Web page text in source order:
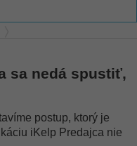
postupovať?
sa nedá spustiť,
postup, ktorý je
iKelp Predajca nie